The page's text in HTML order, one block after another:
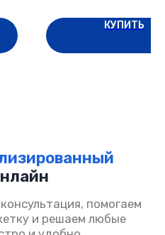
КУПИТЬ